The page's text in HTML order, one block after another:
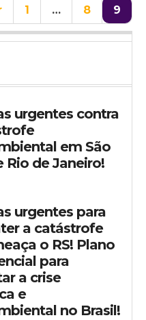
1 … 8 9
urgentes contra
em São
Rio de Janeiro!
urgentes para
a catástrofe
o RS! Plano
para
a crise
e
no Brasil!